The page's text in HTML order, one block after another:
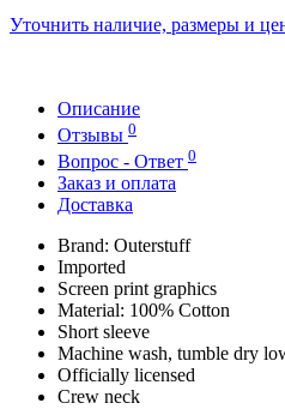
Уточнить наличие, размеры и
Описание
Отзывы 0
Вопрос - Ответ 0
Заказ и оплата
Доставка
Brand: Outerstuff
Imported
Screen print graphics
Material: 100% Cotton
Short sleeve
Machine wash, tumble dry
Officially licensed
Crew neck